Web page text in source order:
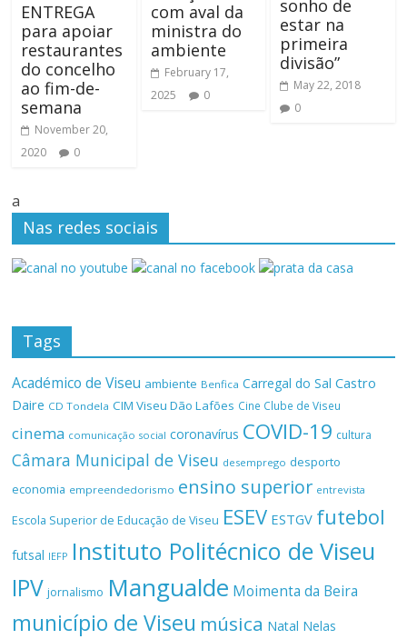
ENTREGA
para apoiar
restaurantes
do concelho
ao fim-de-
semana
November 20,
2020
0
com aval da
ministra do
ambiente
February 17,
2025
0
sonho de
estar na
primeira
divisão”
May 22, 2018
0
a
Nas redes sociais
Tags
Académico de Viseu ambiente Benfica Carregal do Sal Castro
Daire CD Tondela CIM Viseu Dão Lafões Cine Clube de Viseu
cinema comunicação social coronavírus COVID-19 cultura
Câmara Municipal de Viseu desemprego desporto
economia empreendedorismo ensino superior entrevista
Escola Superior de Educação de Viseu ESEV ESTGV futebol
futsal IEFP Instituto Politécnico de Viseu
IPV jornalismo Mangualde Moimenta da Beira
município de Viseu música Natal Nelas